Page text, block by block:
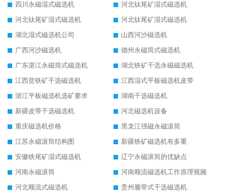
四川永磁湿式磁选机
河北钛尾矿湿式磁选机
河北钛尾矿湿式磁选机
河北钛尾矿湿式磁选机
湖北湿式磁选机公司
山西河沙磁选机
广西河沙磁选机
德州永磁筒式磁选机
广东湛江永磁筒式磁选机
湖北铁矿干选永磁磁选机
江西贫铁矿干选磁选机
江西湿式平板磁选机皮带
浙江平板磁选机选矿要求
湖南干选磁选机
新疆皮带干选磁选机
河北磁选机设备
重庆磁选机价格
黑龙江强磁永磁滚筒
江苏永磁滚筒结构图
新疆铁矿磁选机有多重
安徽铁尾矿湿式磁选机
辽宁永磁滚筒的优缺点
河南永磁滚筒
河南顺流磁选机工作原理视频
河北顺流式磁选机
贵州履带式干选磁选机